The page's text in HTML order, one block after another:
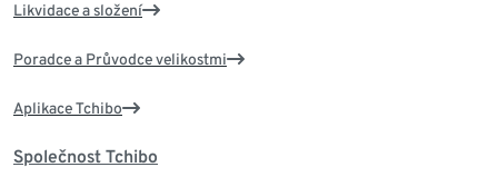
Likvidace a složení
Poradce a Průvodce velikostmi
Aplikace Tchibo
Společnost Tchibo